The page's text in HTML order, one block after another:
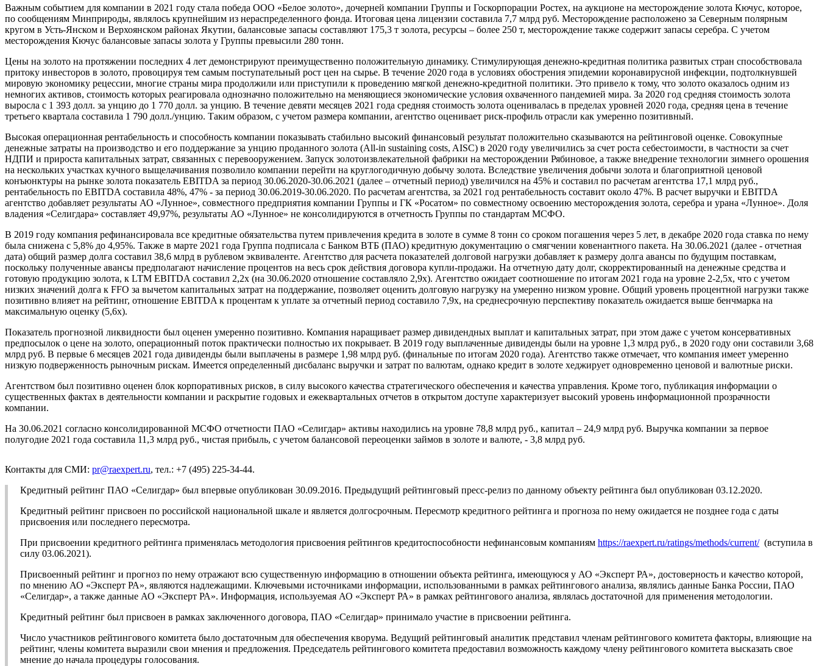
Важным событием для компании в 2021 году стала победа ООО «Белое золото», дочерней компании Группы и Госкорпорации Ростех, на аукционе на месторождение золота Кючус, которое,
по сообщениям Минприроды, являлось крупнейшим из нераспределенного фонда. Итоговая цена лицензии составила 7,7 млрд руб. Месторождение расположено за Северным полярным
кругом в Усть-Янском и Верхоянском районах Якутии, балансовые запасы составляют 175,3 т золота, ресурсы – более 250 т, месторождение также содержит запасы серебра. С учетом
месторождения Кючус балансовые запасы золота у Группы превысили 280 тонн.
Цены на золото на протяжении последних 4 лет демонстрируют преимущественно положительную динамику. Стимулирующая денежно-кредитная политика развитых стран способствовала
притоку инвесторов в золото, провоцируя тем самым поступательный рост цен на сырье. В течение 2020 года в условиях обострения эпидемии коронавирусной инфекции, подтолкнувшей
мировую экономику рецессии, многие страны мира продолжили или приступили к проведению мягкой денежно-кредитной политики. Это привело к тому, что золото оказалось одним из
немногих активов, стоимость которых реагировала однозначно положительно на меняющиеся экономические условия охваченного пандемией мира. За 2020 год средняя стоимость золота
выросла с 1 393 долл. за унцию до 1 770 долл. за унцию. В течение девяти месяцев 2021 года средняя стоимость золота оценивалась в пределах уровней 2020 года, средняя цена в течение
третьего квартала составила 1 790 долл./унцию. Таким образом, с учетом размера компании, агентство оценивает риск-профиль отрасли как умеренно позитивный.
Высокая операционная рентабельность и способность компании показывать стабильно высокий финансовый результат положительно сказываются на рейтинговой оценке. Совокупные
денежные затраты на производство и его поддержание за унцию проданного золота (All-in sustaining costs, AISC) в 2020 году увеличились за счет роста себестоимости, в частности за счет
НДПИ и прироста капитальных затрат, связанных с перевооружением. Запуск золотоизвлекательной фабрики на месторождении Рябиновое, а также внедрение технологии зимнего орошения
на нескольких участках кучного выщелачивания позволило компании перейти на круглогодичную добычу золота. Вследствие увеличения добычи золота и благоприятной ценовой
конъюнктуры на рынке золота показатель EBITDA за период 30.06.2020-30.06.2021 (далее – отчетный период) увеличился на 45% и составил по расчетам агентства 17,1 млрд руб.,
рентабельность по EBITDA составила 48%, 47% - за период 30.06.2019-30.06.2020. По расчетам агентства, за 2021 год рентабельность составит около 47%. В расчет выручки и EBITDA
агентство добавляет результаты АО «Лунное», совместного предприятия компании Группы и ГК «Росатом» по совместному освоению месторождения золота, серебра и урана «Лунное». Доля
владения «Селигдара» составляет 49,97%, результаты АО «Лунное» не консолидируются в отчетность Группы по стандартам МСФО.
В 2019 году компания рефинансировала все кредитные обязательства путем привлечения кредита в золоте в сумме 8 тонн со сроком погашения через 5 лет, в декабре 2020 года ставка по нему
была снижена с 5,8% до 4,95%. Также в марте 2021 года Группа подписала с Банком ВТБ (ПАО) кредитную документацию о смягчении ковенантного пакета. На 30.06.2021 (далее - отчетная
дата) общий размер долга составил 38,6 млрд в рублевом эквиваленте. Агентство для расчета показателей долговой нагрузки добавляет к размеру долга авансы по будущим поставкам,
поскольку полученные авансы предполагают начисление процентов на весь срок действия договора купли-продажи. На отчетную дату долг, скорректированный на денежные средства и
готовую продукцию золота, к LTM EBITDA составил 2,2х (на 30.06.2020 отношение составляло 2,9х). Агентство ожидает соотношение по итогам 2021 года на уровне 2-2,5х, что с учетом
низких значений долга к FFO за вычетом капитальных затрат на поддержание, позволяет оценить долговую нагрузку на умеренно низком уровне. Общий уровень процентной нагрузки также
позитивно влияет на рейтинг, отношение EBITDA к процентам к уплате за отчетный период составило 7,9х, на среднесрочную перспективу показатель ожидается выше бенчмарка на
максимальную оценку (5,6х).
Показатель прогнозной ликвидности был оценен умеренно позитивно. Компания наращивает размер дивидендных выплат и капитальных затрат, при этом даже с учетом консервативных
предпосылок о цене на золото, операционный поток практически полностью их покрывает. В 2019 году выплаченные дивиденды были на уровне 1,3 млрд руб., в 2020 году они составили 3,68
млрд руб. В первые 6 месяцев 2021 года дивиденды были выплачены в размере 1,98 млрд руб. (финальные по итогам 2020 года). Агентство также отмечает, что компания имеет умеренно
низкую подверженность рыночным рискам. Имеется определенный дисбаланс выручки и затрат по валютам, однако кредит в золоте хеджирует одновременно ценовой и валютные риски.
Агентством был позитивно оценен блок корпоративных рисков, в силу высокого качества стратегического обеспечения и качества управления. Кроме того, публикация информации о
существенных фактах в деятельности компании и раскрытие годовых и ежеквартальных отчетов в открытом доступе характеризует высокий уровень информационной прозрачности
компании.
На 30.06.2021 согласно консолидированной МСФО отчетности ПАО «Селигдар» активы находились на уровне 78,8 млрд руб., капитал – 24,9 млрд руб. Выручка компании за первое
полугодие 2021 года составила 11,3 млрд руб., чистая прибыль, с учетом балансовой переоценки займов в золоте и валюте, - 3,8 млрд руб.
Контакты для СМИ: pr@raexpert.ru, тел.: +7 (495) 225-34-44.
Кредитный рейтинг ПАО «Селигдар» был впервые опубликован 30.09.2016. Предыдущий рейтинговый пресс-релиз по данному объекту рейтинга был опубликован 03.12.2020.
Кредитный рейтинг присвоен по российской национальной шкале и является долгосрочным. Пересмотр кредитного рейтинга и прогноза по нему ожидается не позднее года с даты
присвоения или последнего пересмотра.
При присвоении кредитного рейтинга применялась методология присвоения рейтингов кредитоспособности нефинансовым компаниям https://raexpert.ru/ratings/methods/current/(вступила в
силу 03.06.2021).
Присвоенный рейтинг и прогноз по нему отражают всю существенную информацию в отношении объекта рейтинга, имеющуюся у АО «Эксперт РА», достоверность и качество которой,
по мнению АО «Эксперт РА», являются надлежащими. Ключевыми источниками информации, использованными в рамках рейтингового анализа, являлись данные Банка России, ПАО
«Селигдар», а также данные АО «Эксперт РА». Информация, используемая АО «Эксперт РА» в рамках рейтингового анализа, являлась достаточной для применения методологии.
Кредитный рейтинг был присвоен в рамках заключенного договора, ПАО «Селигдар» принимало участие в присвоении рейтинга.
Число участников рейтингового комитета было достаточным для обеспечения кворума. Ведущий рейтинговый аналитик представил членам рейтингового комитета факторы, влияющие на
рейтинг, члены комитета выразили свои мнения и предложения. Председатель рейтингового комитета предоставил возможность каждому члену рейтингового комитета высказать свое
мнение до начала процедуры голосования.